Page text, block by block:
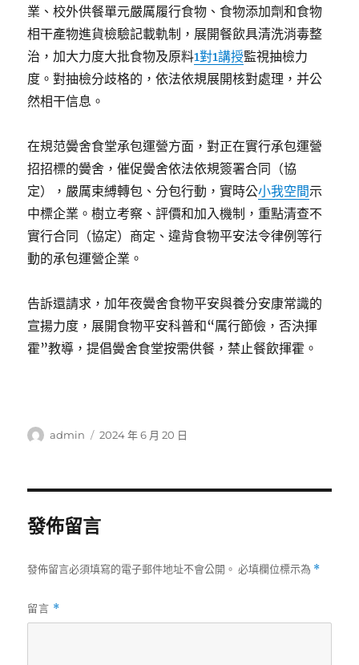
業、校外供餐單元嚴厲履行食物、食物添加劑和食物
相干產物進貨檢驗記載軌制，展開餐飲具清洗消毒整
治，加大力度大批食物及原料1對1講授監視抽檢力
度。對抽檢分歧格的，依法依規展開核對處理，并公
然相干信息。
在規范黌舍食堂承包運營方面，對正在實行承包運營
招招標的黌舍，催促黌舍依法依規簽署合同（協
定），嚴厲束縛轉包、分包行動，實時公小我空間示
中標企業。樹立考察、評價和加入機制，重點清查不
實行合同（協定）商定、違背食物平安法令律例等行
動的承包運營企業。
告訴還請求，加年夜黌舍食物平安與養分安康常識的
宣揚力度，展開食物平安科普和“厲行節儉，否決揮
霍”教導，提倡黌舍食堂按需供餐，禁止餐飲揮霍。
作
admin
發
2024 年 6 月 20 日
發佈留言
發佈留言必須填寫的電子郵件地址不會公開。 必填欄位標示為 *
留言 *